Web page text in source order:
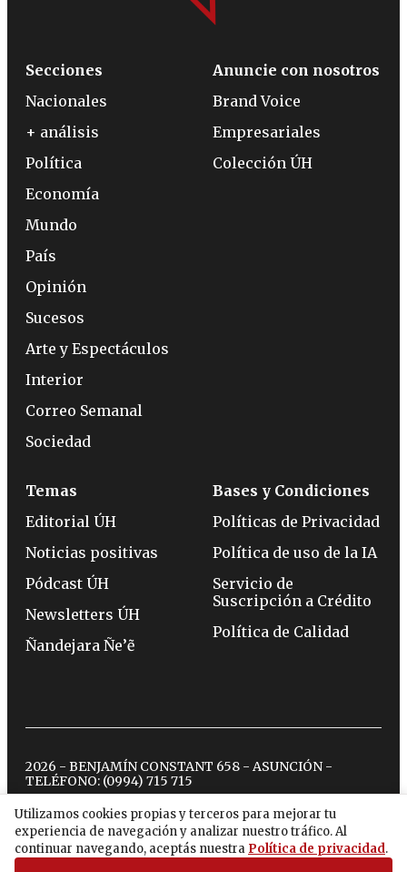
Utilizamos cookies propias y terceros para mejorar tu
experiencia de navegación y analizar nuestro tráfico. Al
continuar navegando, aceptás nuestra Política de privacidad.
Secciones
Nacionales
+ análisis
Política
Economía
Mundo
País
Opinión
Sucesos
Arte y Espectáculos
Interior
Correo Semanal
Sociedad
Anuncie con nosotros
Brand Voice
Empresariales
Colección ÚH
Temas
Editorial ÚH
Noticias positivas
Pódcast ÚH
Newsletters ÚH
Ñandejara Ñe’ẽ
Bases y Condiciones
Políticas de Privacidad
Política de uso de la IA
Servicio de
Suscripción a Crédito
Política de Calidad
2026 - BENJAMÍN CONSTANT 658 - ASUNCIÓN -
TELÉFONO: (0994) 715 715
twitterinstagram
facebook
tiktokyoutubespotify